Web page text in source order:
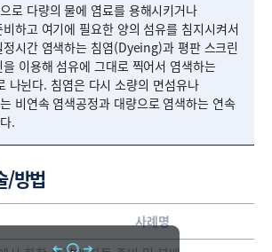
로 다량의 물에 염료를 용해시키거나
하고 여기에 필요한 양의 섬유를 침지시켜서
정시간 염색하는 침염(Dyeing)과 평판 스크린
이용해 섬유에 그대로 찍어서 염색하는
뉜다. 침염은 다시 소량의 면섬유나
비연속 염색공정과 대량으로 염색하는 연속
.
/방법
사례명